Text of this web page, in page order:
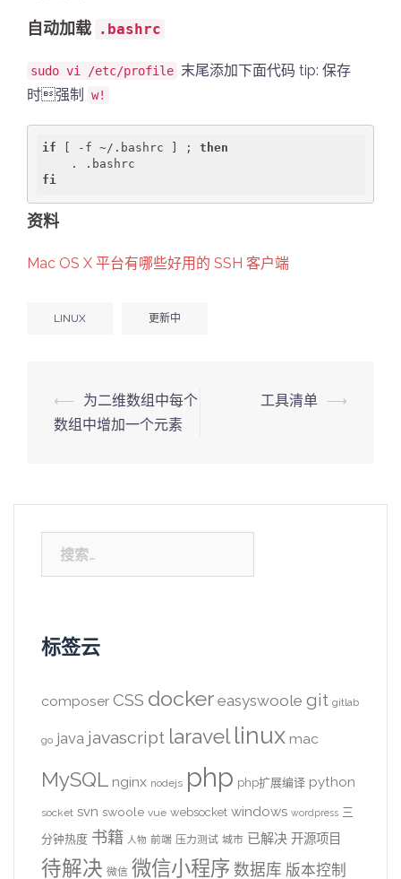
自动加载 .bashrc
sudo vi /etc/profile 末尾添加下面代码 tip: 保存
时强制
w!
if -f ~/.bashrc ] ; then
fi
资料
Mac OS X 平台有哪些好用的 SSH 客户端
LINUX 更新中
Post
navigation
⟵
为二维数组中每个
数组中增加一个元素
工具清单 ⟶
索：
标签云
composer CSS docker easyswoole git gitlab
go java javascript laravel linux mac
MySQL nginx nodejs php php扩展编译 python
socket svn swoole vue websocket windows wordpress 三
分钟热度 书籍 人物 前端 压力测试 城市 已解决 开源项目
待解决 微信 微信小程序 数据库 版本控制